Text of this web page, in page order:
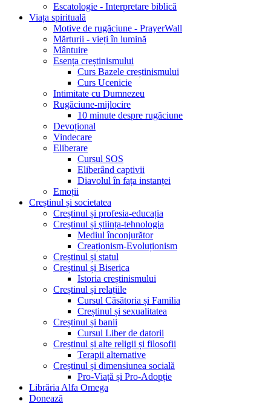
Escatologie - Interpretare biblică
Viața spirituală
Motive de rugăciune - PrayerWall
Mărturii - vieți în lumină
Mântuire
Esența creștinismului
Curs Bazele creștinismului
Curs Ucenicie
Intimitate cu Dumnezeu
Rugăciune-mijlocire
10 minute despre rugăciune
Devoțional
Vindecare
Eliberare
Cursul SOS
Eliberând captivii
Diavolul în fața instanței
Emoții
Creștinul și societatea
Creștinul și profesia-educația
Creștinul și știința-tehnologia
Mediul înconjurător
Creaționism-Evoluționism
Creștinul și statul
Creștinul și Biserica
Istoria creștinismului
Creștinul și relațiile
Cursul Căsătoria și Familia
Creștinul și sexualitatea
Creștinul și banii
Cursul Liber de datorii
Creștinul și alte religii și filosofii
Terapii alternative
Creștinul și dimensiunea socială
Pro-Viață și Pro-Adopție
Librăria Alfa Omega
Donează